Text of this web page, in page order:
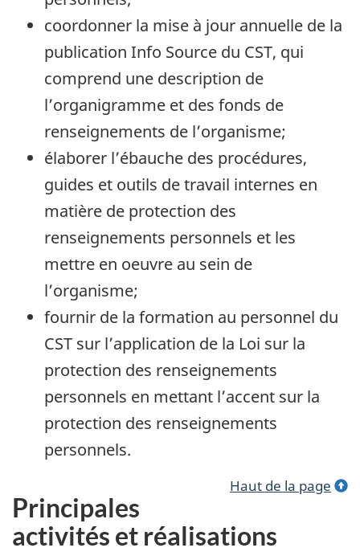
coordonner la mise à jour annuelle de la
publication Info Source du CST, qui
comprend une description de
l’organigramme et des fonds de
renseignements de l’organisme;
élaborer l’ébauche des procédures,
guides et outils de travail internes en
matière de protection des
renseignements personnels et les
mettre en oeuvre au sein de
l’organisme;
fournir de la formation au personnel du
CST sur l’application de la Loi sur la
protection des renseignements
personnels en mettant l’accent sur la
protection des renseignements
personnels.
Haut de la page
Principales
activités et réalisations